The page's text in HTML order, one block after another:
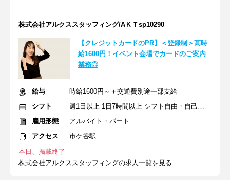
株式会社アルクススタッフィング/AＫＴsp10290
【クレジットカードのPR】＜登録制＞高時
給1600円！イベント会場でカードのご案内
業務◎
給与
時給1600円～＋交通費別途一部支給
シフト
週1日以上 1日7時間以上 シフト自由・自己申告
雇用形態
アルバイト・パート
アクセス
市ケ谷駅
本日、掲載終了
株式会社アルクススタッフィングの求人一覧を見る